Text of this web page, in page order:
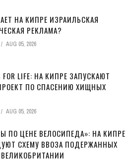
НА КИПРЕ ИЗРАИЛЬСКАЯ
РЕКЛАМА?
AUG 05, 2026
FOR LIFE: НА КИПРЕ ЗАПУСКАЮТ
ПО СПАСЕНИЮ ХИЩНЫХ
AUG 05, 2026
ПО ЦЕНЕ ВЕЛОСИПЕДА»: НА КИПРЕ
СХЕМУ ВВОЗА ПОДЕРЖАННЫХ